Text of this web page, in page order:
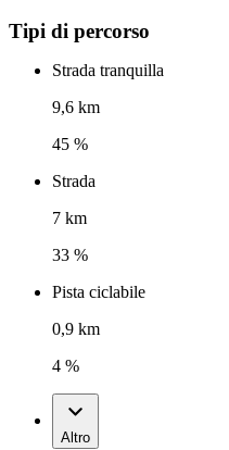
Tipi di percorso
Strada tranquilla
9,6 km
45 %
Strada
7 km
33 %
Pista ciclabile
0,9 km
4 %
Altro